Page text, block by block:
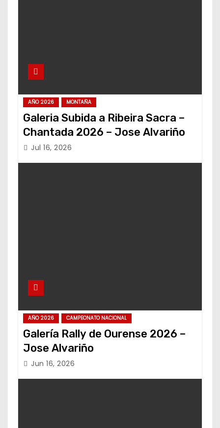
AÑO 2026 MONTAÑA
Galeria Subida a Ribeira Sacra –
Chantada 2026 – Jose Alvariño
Jul 16, 2026
AÑO 2026 CAMPEONATO NACIONAL
Galería Rally de Ourense 2026 –
Jose Alvariño
Jun 16, 2026